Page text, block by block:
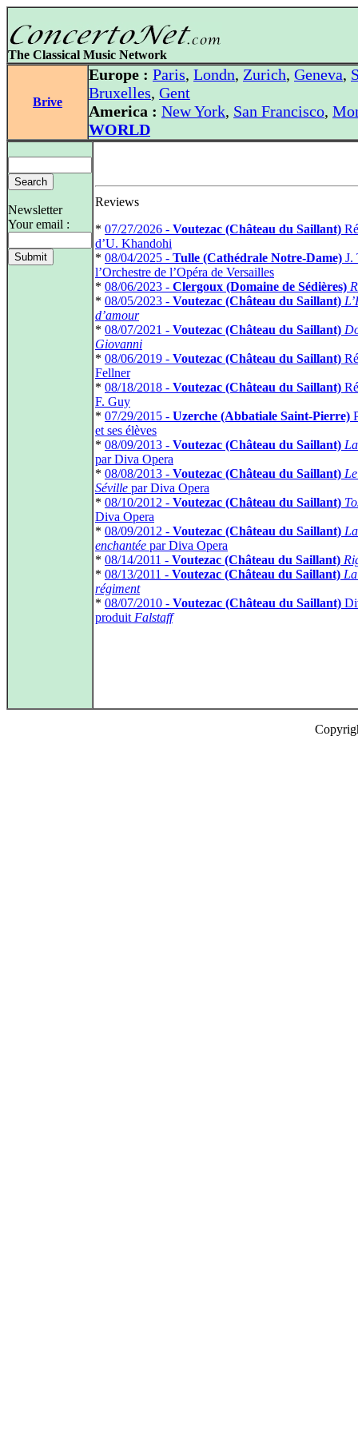
The Classical Music Network
Brive
Europe : Paris, Londn, Zurich, Geneva,
Bruxelles, Gent
America : New York, San Francisco,
WORLD
Newsletter
Your email :
Reviews
* 07/27/2026 - Voutezac (Château du Saillant)
d’U. Khandohi
* 08/04/2025 - Tulle (Cathédrale Notre-Dame) J.
l’Orchestre de l’Opéra de Versailles
* 08/06/2023 - Clergoux (Domaine de Sédières)
* 08/05/2023 - Voutezac (Château du Saillant)
d’amour
* 08/07/2021 - Voutezac (Château du Saillant)
Giovanni
* 08/06/2019 - Voutezac (Château du Saillant)
Fellner
* 08/18/2018 - Voutezac (Château du Saillant)
F. Guy
* 07/29/2015 - Uzerche (Abbatiale Saint-Pierre)
et ses élèves
* 08/09/2013 - Voutezac (Château du Saillant)
par Diva Opera
* 08/08/2013 - Voutezac (Château du Saillant)
Séville par Diva Opera
* 08/10/2012 - Voutezac (Château du Saillant)
Diva Opera
* 08/09/2012 - Voutezac (Château du Saillant)
enchantée par Diva Opera
* 08/14/2011 - Voutezac (Château du Saillant)
* 08/13/2011 - Voutezac (Château du Saillant)
régiment
* 08/07/2010 - Voutezac (Château du Saillant)
produit Falstaff